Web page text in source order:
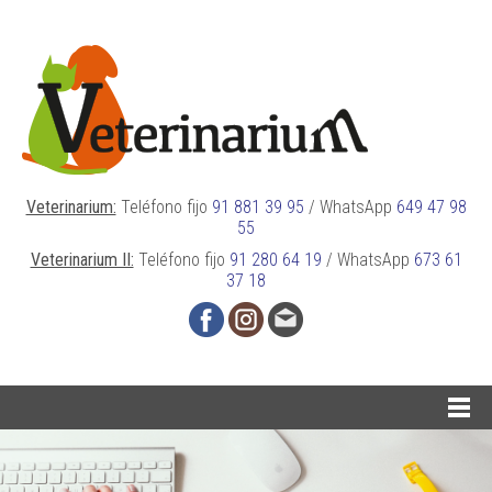
Veterinarium: Teléfono fijo 91 881 39 95 / WhatsApp 649 47 98
55
Veterinarium II: Teléfono fijo 91 280 64 19 / WhatsApp 673 61
37 18